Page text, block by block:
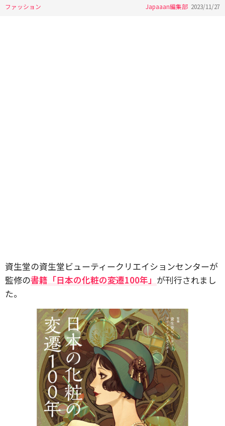
ファッション Japaaan編集部 2023/11/27
資生堂の資生堂ビューティークリエイションセンターが
監修の書籍「日本の化粧の変遷100年」 が刊行されまし
た。